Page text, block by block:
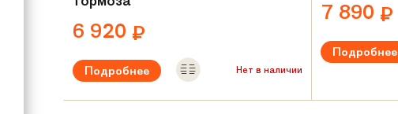
6 920 ₽
Подробнее Нет в наличии
Рекомендуемый возраст:от 2 лет
7 890 ₽
Подробнее
Вес:3.8 кг